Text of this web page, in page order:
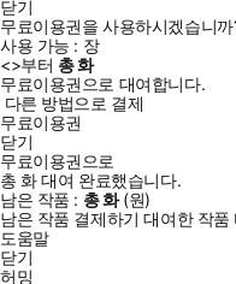
닫기
무료이용권을 사용하시겠습니까
사용 가능 : 장
<>부터 총화
무료이용권으로 대여합니다.
다른 방법으로 결제
무료이용권
닫기
무료이용권으로
총 화대여 완료했습니다.
남은 작품 : 총화(원)
남은 작품 결제하기 대여한 작품
도움말
닫기
허밍